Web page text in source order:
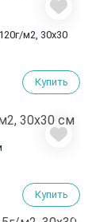
м2, 30х30
Купить
Купить